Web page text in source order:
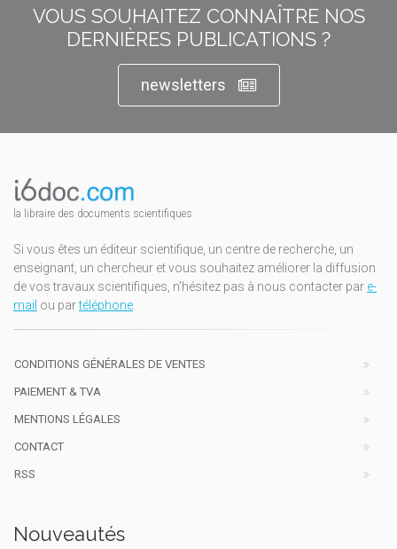
VOUS SOUHAITEZ CONNAÎTRE NOS
DERNIÈRES PUBLICATIONS ?
newsletters
la libraire des documents scientifiques
Si vous êtes un éditeur scientifique, un centre de recherche, un
enseignant, un chercheur et vous souhaitez améliorer la diffusion
de vos travaux scientifiques, n'hésitez pas à nous contacter par e-
mail ou partéléphone.
CONDITIONS GÉNÉRALES DE VENTES
PAIEMENT & TVA
MENTIONS LÉGALES
CONTACT
RSS
Nouveautés